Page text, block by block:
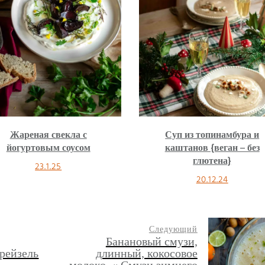
Суп из топинамбура и
каштанов {веган – без
Овощной рис, давить,
каштаны и шпинат {веган
без глютена}
29.1.24
Следующий
Банановый смузи,
длинный, кокосовое